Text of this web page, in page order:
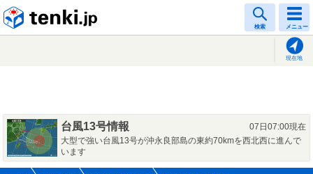
検索 メニュー
現在地
台風13号情報
07日07:00現在
大型で強い台風13号が沖永良部島の東約70kmを西北西に進んで
います